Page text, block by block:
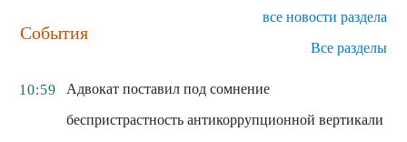
События
все новости раздела
Все разделы
10:59
Адвокат поставил под сомнение
беспристрастность антикоррупционной вертикали